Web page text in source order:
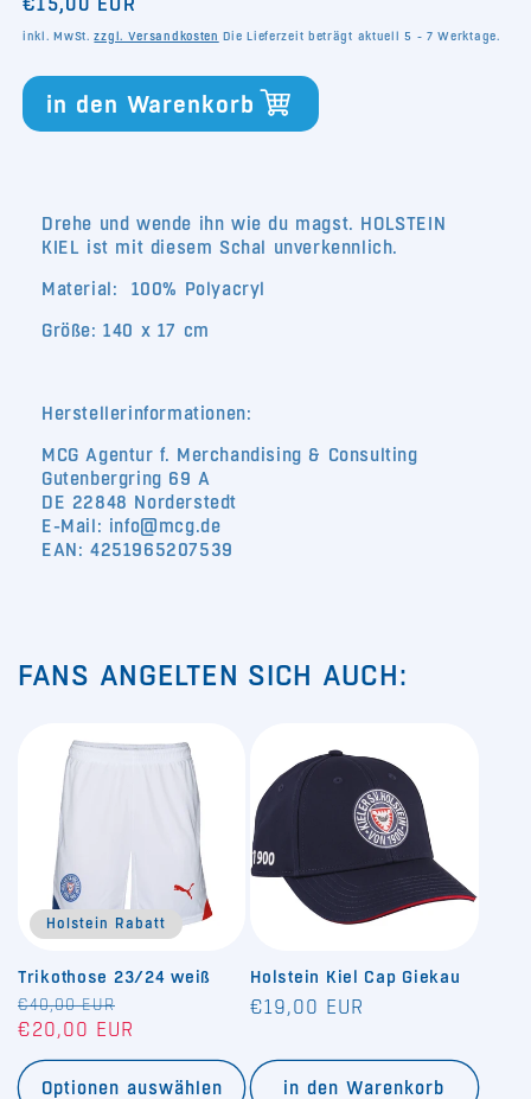
Menge
für
Holtsee
für
Holtsee
Preis
inkl. MwSt.zzgl. Versandkosten Die Lieferzeit beträgt aktuell 5 - 7 Werktage.
in den Warenkorb
Drehe und wende ihn wie du magst. HOLSTEIN
KIEL ist mit diesem Schal unverkennlich.
Material: 100% Polyacryl
Größe: 140 x 17 cm
Herstellerinformationen:
MCG Agentur f. Merchandising & Consulting
Gutenbergring 69 A
DE 22848 Norderstedt
E-Mail: info@mcg.de
EAN: 4251965207539
FANS ANGELTEN SICH AUCH:
Holstein Rabatt
Trikothose 23/24 weiß
Normaler
Preis
€40,00 EUR
Verkaufspreis
€20,00 EUR
Optionen auswählen
Holstein Kiel Cap Giekau
Normaler
€19,00 EUR
in den Warenkorb